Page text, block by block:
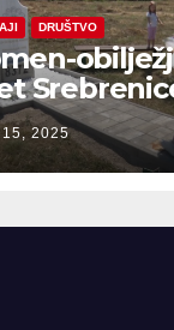
DRUŠTVO
2025